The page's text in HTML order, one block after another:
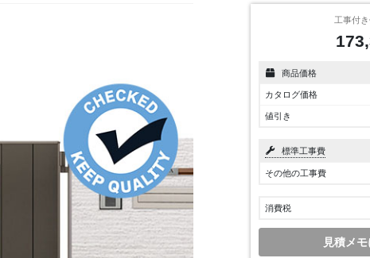
工事付
商品価格
カタログ価格
値引き
標準工事費
その他の工事費
消費税
見積メ